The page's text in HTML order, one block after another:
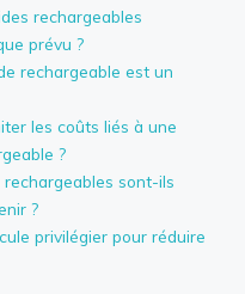
rechargeables
prévu ?
rechargeable est un
les coûts liés à une
?
sont-ils
?
privilégier pour réduire